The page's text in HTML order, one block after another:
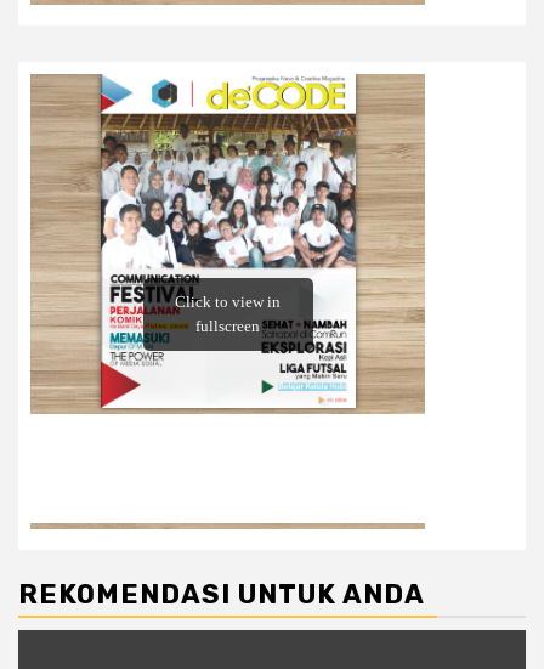
REKOMENDASI UNTUK ANDA